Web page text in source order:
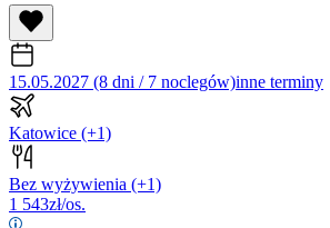
15.05.2027 (8 dni / 7 noclegów)inne terminy
Katowice (+1)
Bez wyżywienia (+1)
1 543zł/os.